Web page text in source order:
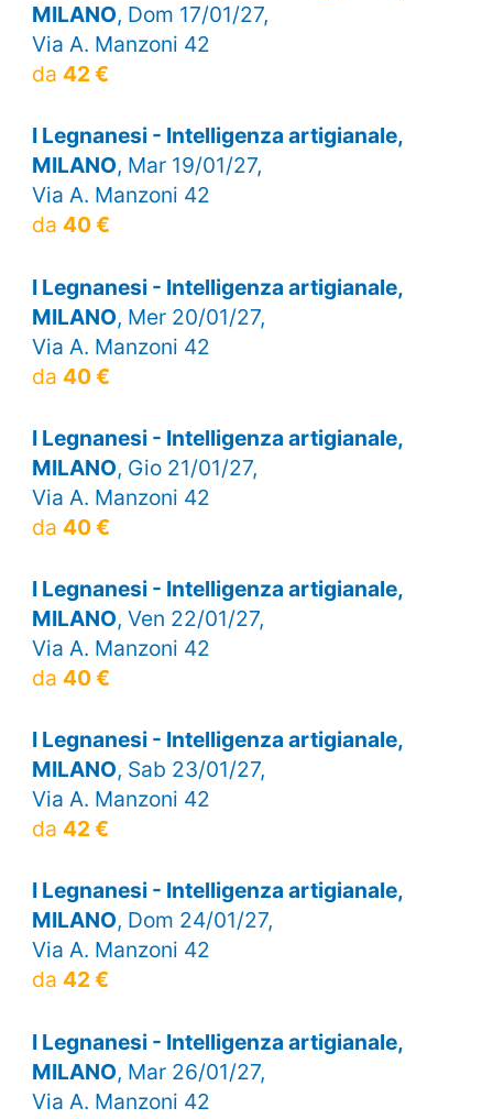
MILANO, Dom 17/01/27,
Via A. Manzoni 42
da 42 €
I Legnanesi - Intelligenza artigianale,
MILANO, Mar 19/01/27,
Via A. Manzoni 42
da 40 €
I Legnanesi - Intelligenza artigianale,
MILANO, Mer 20/01/27,
Via A. Manzoni 42
da 40 €
I Legnanesi - Intelligenza artigianale,
MILANO, Gio 21/01/27,
Via A. Manzoni 42
da 40 €
I Legnanesi - Intelligenza artigianale,
MILANO, Ven 22/01/27,
Via A. Manzoni 42
da 40 €
I Legnanesi - Intelligenza artigianale,
MILANO, Sab 23/01/27,
Via A. Manzoni 42
da 42 €
I Legnanesi - Intelligenza artigianale,
MILANO, Dom 24/01/27,
Via A. Manzoni 42
da 42 €
I Legnanesi - Intelligenza artigianale,
MILANO, Mar 26/01/27,
Via A. Manzoni 42